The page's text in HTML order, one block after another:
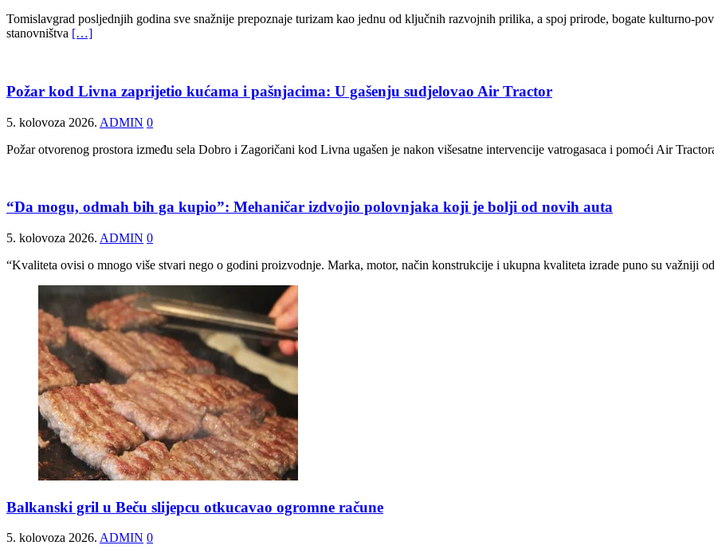
Tomislavgrad posljednjih godina sve snažnije prepoznaje turizam kao jednu od ključnih razvojnih prilika, a spoj prirode, bogate kulturno-
stanovništva […]
Požar kod Livna zaprijetio kućama i pašnjacima: U gašenju sudjelovao Air Tractor
5. kolovoza 2026. ADMIN 0
Požar otvorenog prostora između sela Dobro i Zagoričani kod Livna ugašen je nakon višesatne intervencije vatrogasaca i pomoći Air
“Da mogu, odmah bih ga kupio”: Mehaničar izdvojio polovnjaka koji je bolji od novih auta
5. kolovoza 2026. ADMIN 0
“Kvaliteta ovisi o mnogo više stvari nego o godini proizvodnje. Marka, motor, način konstrukcije i ukupna kvaliteta izrade puno su važniji
Balkanski gril u Beču slijepcu otkucavao ogromne račune
5. kolovoza 2026. ADMIN 0